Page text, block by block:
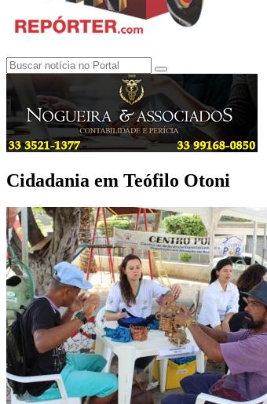
Cidadania em Teófilo Otoni